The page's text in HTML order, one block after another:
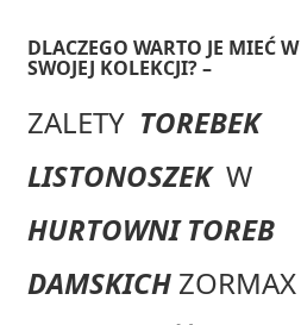
DLACZEGO WARTO JE MIEĆ W
SWOJEJ KOLEKCJI? –
ZALETY TOREBEK
LISTONOSZEK W
HURTOWNI TOREB
DAMSKICH ZORMAX